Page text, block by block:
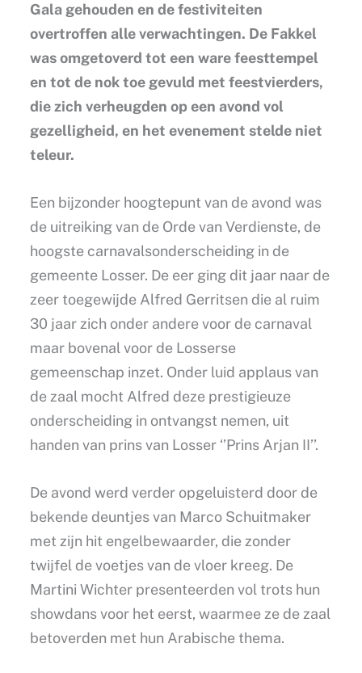
Gala gehouden en de festiviteiten
overtroffen alle verwachtingen. De Fakkel
was omgetoverd tot een ware feesttempel
en tot de nok toe gevuld met feestvierders,
die zich verheugden op een avond vol
gezelligheid, en het evenement stelde niet
teleur.
Een bijzonder hoogtepunt van de avond was
de uitreiking van de Orde van Verdienste, de
hoogste carnavalsonderscheiding in de
gemeente Losser. De eer ging dit jaar naar de
zeer toegewijde Alfred Gerritsen die al ruim
30 jaar zich onder andere voor de carnaval
maar bovenal voor de Losserse
gemeenschap inzet. Onder luid applaus van
de zaal mocht Alfred deze prestigieuze
onderscheiding in ontvangst nemen, uit
handen van prins van Losser ‘’Prins Arjan II’’.
De avond werd verder opgeluisterd door de
bekende deuntjes van Marco Schuitmaker
met zijn hit engelbewaarder, die zonder
twijfel de voetjes van de vloer kreeg. De
Martini Wichter presenteerden vol trots hun
showdans voor het eerst, waarmee ze de zaal
betoverden met hun Arabische thema.